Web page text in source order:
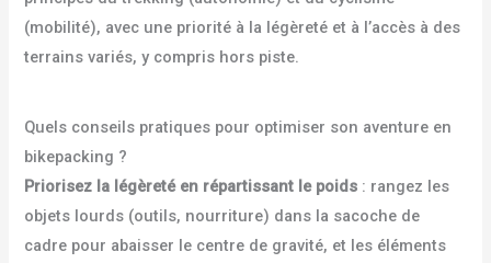
(mobilité), avec une priorité à la légèreté et à l’accès à des
terrains variés, y compris hors piste.
Quels conseils pratiques pour optimiser son aventure en
bikepacking ?
Priorisez la légèreté en répartissant le poids : rangez les
objets lourds (outils, nourriture) dans la sacoche de
cadre pour abaisser le centre de gravité, et les éléments